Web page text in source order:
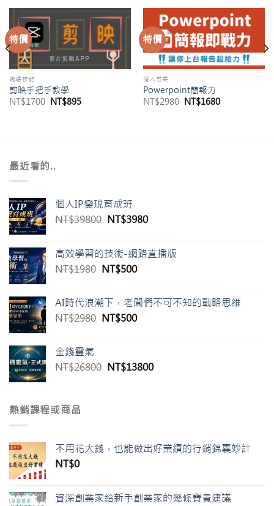
特價
職場技能
剪映手把手教學
NT$1700 NT$895
特價
個人成長
Powerpoint簡報力
NT$2980 NT$1680
最近看的..
個人IP變現育成班
NT$39800 NT$3980
高效學習的技術-網路直播版
NT$1980 NT$500
AI時代浪潮下，老闆們不可不知的戰略思維
NT$2980 NT$500
金錢靈氣
NT$26800 NT$13800
熱銷課程或商品
不用花大錢，也能做出好業績的行銷錦囊妙計
NT$0
資深創業家給新手創業家的幾條寶貴建議